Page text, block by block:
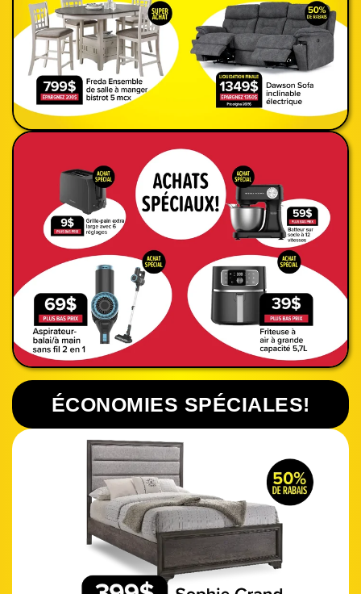
ÉCONOMIES SPÉCIALES!